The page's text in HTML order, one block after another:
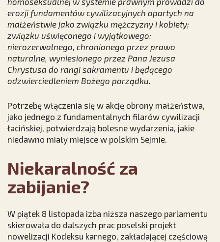
erozji fundamentów cywilizacyjnych opartych na
małżeństwie jako związku mężczyzny i kobiety;
związku uświęconego i wyjątkowego:
nierozerwalnego, chronionego przez prawo
naturalne, wyniesionego przez Pana Jezusa
Chrystusa do rangi sakramentu i będącego
odzwierciedleniem Bożego porządku.
Potrzebę włączenia się w akcję obrony małżeństwa,
jako jednego z fundamentalnych filarów cywilizacji
łacińskiej, potwierdzają bolesne wydarzenia, jakie
niedawno miały miejsce w polskim Sejmie.
Niekaralność za
zabijanie?
W piątek 8 listopada izba niższa naszego parlamentu
skierowała do dalszych prac poselski projekt
nowelizacji Kodeksu karnego, zakładającej częściową